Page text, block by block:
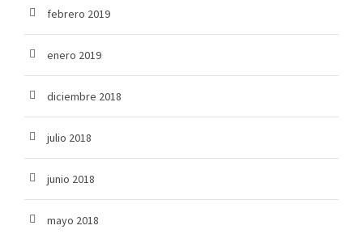
febrero 2019
enero 2019
diciembre 2018
julio 2018
junio 2018
mayo 2018